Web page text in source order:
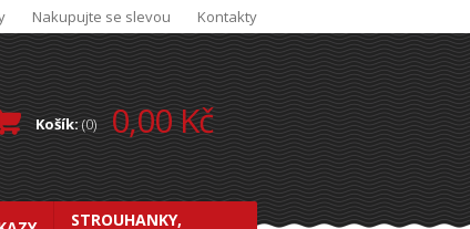
Nakupujte se slevou Kontakty
Košík:(0) 0,00 Kč
STROUHANKY,